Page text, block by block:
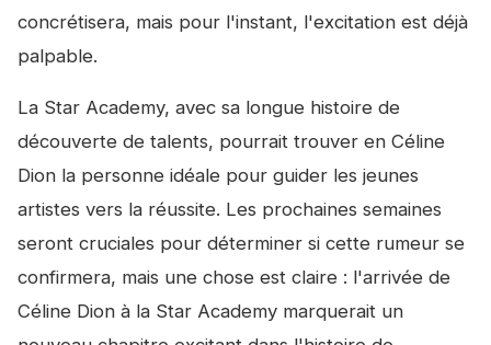
concrétisera, mais pour l'instant, l'excitation est déjà
palpable.
La Star Academy, avec sa longue histoire de
découverte de talents, pourrait trouver en Céline
Dion la personne idéale pour guider les jeunes
artistes vers la réussite. Les prochaines semaines
seront cruciales pour déterminer si cette rumeur se
confirmera, mais une chose est claire : l'arrivée de
Céline Dion à la Star Academy marquerait un